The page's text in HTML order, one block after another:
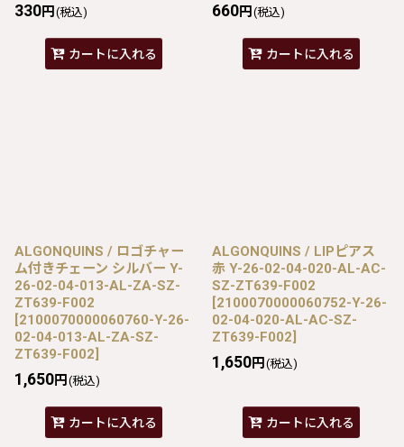
330円 (税込)
カートに入れる
660円 (税込)
カートに入れる
ALGONQUINS / ロゴチャー
ム付きチェーン シルバー Y-
26-02-04-013-AL-ZA-SZ-
ZT639-F002
[2100070000060760-Y-26-
02-04-013-AL-ZA-SZ-
ZT639-F002]
1,650円 (税込)
カートに入れる
ALGONQUINS / LIPピアス
赤 Y-26-02-04-020-AL-AC-
SZ-ZT639-F002
[2100070000060752-Y-26-
02-04-020-AL-AC-SZ-
ZT639-F002]
1,650円 (税込)
カートに入れる